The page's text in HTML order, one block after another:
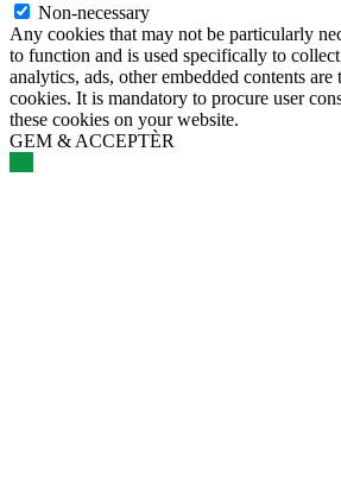
Non-necessary
Any cookies that may not be particularly
to function and is used specifically to
analytics, ads, other embedded contents are
cookies. It is mandatory to procure user
these cookies on your website.
GEM & ACCEPTÈR